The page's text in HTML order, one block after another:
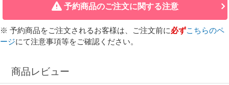
予約商品のご注文に関する注意
※ 予約商品をご注文されるお客様は、ご注文前に必ずこちらのペ
ージにて注意事項等をご確認ください。
商品レビュー